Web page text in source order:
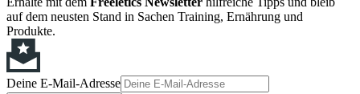
auf dem neusten Stand in Sachen Training, Ernährung und
Produkte.
Deine E-Mail-Adresse